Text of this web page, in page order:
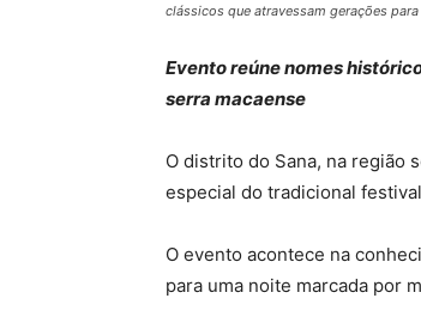
clássicos que atravessam gerações
Evento reúne nomes
serra macaense
O distrito do Sana, na região
especial do tradicional
O evento acontece na
para uma noite marcada por